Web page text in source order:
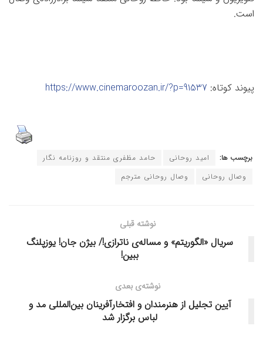
است.
پیوند کوتاه: https://www.cinemaroozan.ir/?p=91537
برچسب ها: امید روحانی
حامد مظفری منتقد و روزنامه نگار
وصال روحانی
وصال روحانی مترجم
نوشته قبلی
سریال «الگوریتم» و مساله‌ی ناترازی!/ بیژن جان! یوزپلنگ
ببین!
نوشته‌ی بعدی
آیین تجلیل از هنرمندان و افتخارآفرینان بین‌المللی مد و
لباس برگزار شد